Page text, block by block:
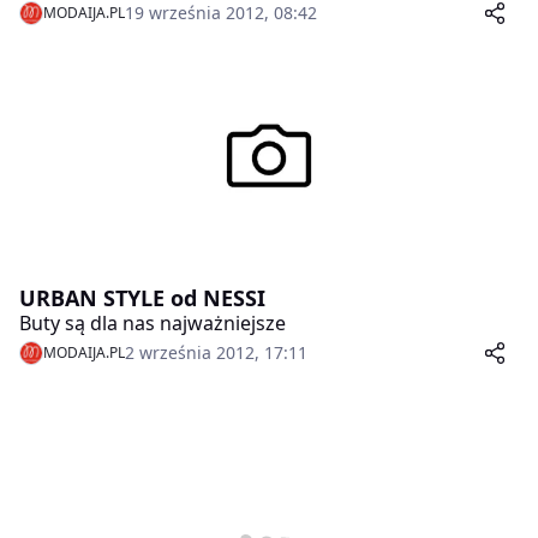
zauważany na wybiegach już od sezonu wiosenno-
letniego, jednak teraz bezkonkurencyjnie opanowuje
MODAIJA.PL19 września 2012, 08:42
URBAN STYLE od NESSI
Buty są dla nas najważniejsze
MODAIJA.PL2 września 2012, 17:11